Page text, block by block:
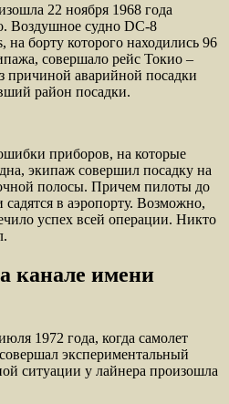
22 ноября 1968 года
Воздушное судно DC-8
на борту которого находились 96
совершало рейс Токио –
причиной аварийной посадки
район посадки.
приборов, на которые
экипаж совершил посадку на
полосы. Причем пилоты до
в аэропорту. Возможно,
успех всей операции. Никто
канале имени
1972 года, когда самолет
экспериментальный
ситуации у лайнера произошла